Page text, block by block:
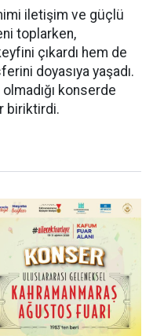
iletişim ve güçlü
toplarken,
çıkardı hem de
doyasıya yaşadı.
konserde
biriktirdi.